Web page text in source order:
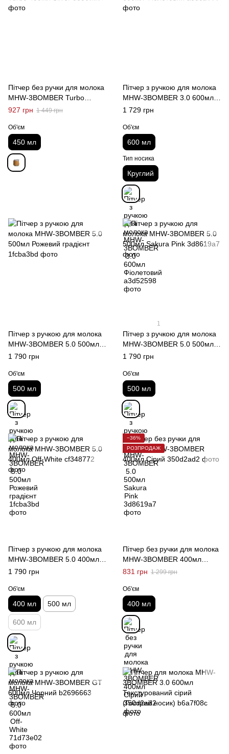
Пітчер без ручки для молока
MHW-3BOMBER Turbo
450мл Silver
927 грн 1 449 грн
Об'єм
450 мл
Пітчер з ручкою для молока
MHW-3BOMBER 3.0 600мл
Фіолетовий
1 729 грн
Об'єм
600 мл
Тип носика
Круглий
Пітчер з ручкою для молока
MHW-3BOMBER 5.0 500мл
Рожевий градієнт
1 790 грн
Об'єм
500 мл
1
Пітчер з ручкою для молока
MHW-3BOMBER 5.0 500мл
Sakura Pink
1 790 грн
Об'єм
500 мл
Пітчер з ручкою для молока
MHW-3BOMBER 5.0 400мл
Off-White
1 790 грн
Об'єм
400 мл 500 мл
600 мл
−36%
РОЗПРОДАЖ
Пітчер без ручки для молока
MHW-3BOMBER 400мл
Сірий
831 грн 1 299 грн
Об'єм
400 мл